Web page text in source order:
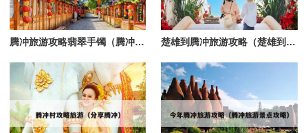
腾冲旅游攻略翡翠手镯（腾冲的翡翠手镯能买吗） 楚雄到腾冲旅游攻略（楚雄到腾冲旅游攻略一日游）